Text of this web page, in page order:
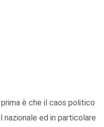
prima è che il caos politico
nazionale ed in particolare